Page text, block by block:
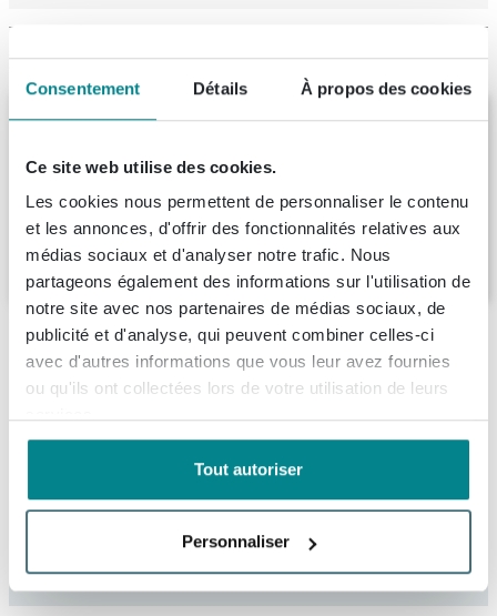
Consentement Détails À propos des cookies
Ce site web utilise des cookies.
Les cookies nous permettent de personnaliser le contenu
et les annonces, d'offrir des fonctionnalités relatives aux
médias sociaux et d'analyser notre trafic. Nous
partageons également des informations sur l'utilisation de
notre site avec nos partenaires de médias sociaux, de
publicité et d'analyse, qui peuvent combiner celles-ci
avec d'autres informations que vous leur avez fournies
ou qu'ils ont collectées lors de votre utilisation de leurs
Tout autoriser
Personnaliser
Produit de remplacement
BRAUER Joy Armoire de salle de bains -
ouvrant à gauche ou à droite - gris mat
Livraison:7 - 8 semaines
412, 25
Description
BRAUER Nexxt Armoire de salle de bains -
160x35x35cm - 2 poignées - portes sans
poignée ouvrant à gauche/droite - MDF -
L’armoire de salle de bains BRAUER Nexxt est un
magnifique ajout à l’aménagement intérieur de votre
salle de bains. Avec ses dimensions de 160x35x35cm,
Spécifications
Numéro de fournisseur
HK-AD160MG
8720359307590
Marque
Brauer
Information technique du produit
À propos de Brauer
Informations de commande et de livraison